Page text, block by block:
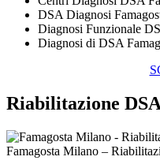
DSA Diagnosi
Diagnosi Funzionale
Diagnosi di DSA
Riabilitazione
Famagosta Milano –